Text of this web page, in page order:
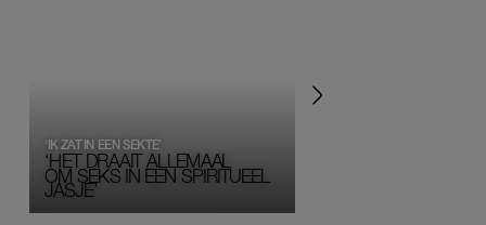
‘HET DRAAIT ALLEMAAL
OM SEKS IN EEN SPIRITUEEL
JASJE’
‘IK ZAT IN EEN SEKTE’